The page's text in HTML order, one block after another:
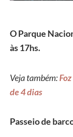
O Parque
às 17hs.
Veja também:
de 4 dias
Passeio de